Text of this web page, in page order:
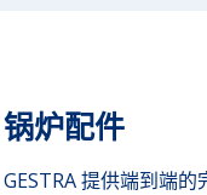
锅炉配件
GESTRA 提供端到端